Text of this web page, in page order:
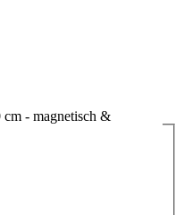
- magnetisch &